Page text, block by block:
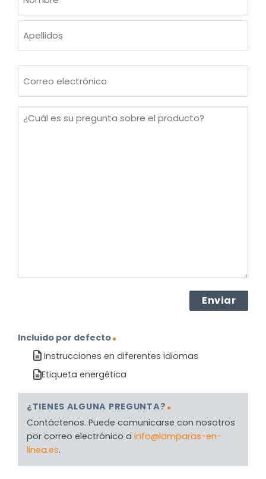
(OBLIGATORIO)
Nombre
electrónico
¿Cuál
Incluido por defecto
Instrucciones en diferentes idiomas
Etiqueta energética
¿TIENES ALGUNA PREGUNTA?
Contáctenos. Puede comunicarse con nosotros
por correo electrónico a info@lamparas-en-
linea.es.